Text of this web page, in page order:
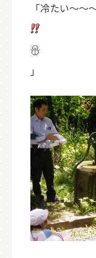
「冷たい～～
」